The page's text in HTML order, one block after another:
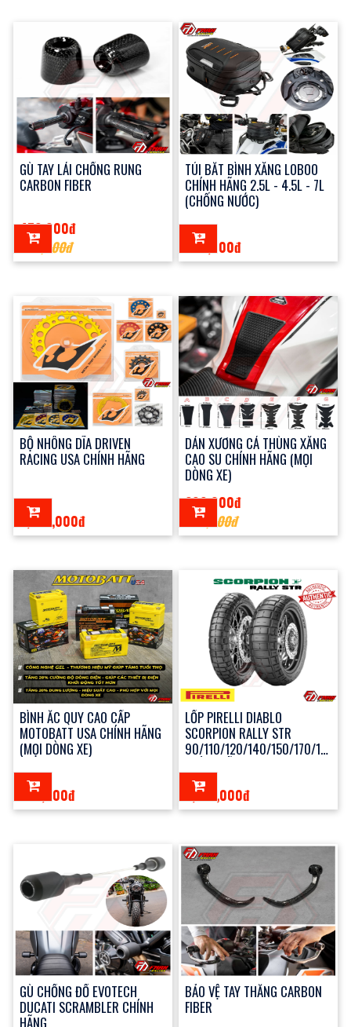
GÙ TAY LÁI CHỐNG RUNG
CARBON FIBER
470,000đ
500,000đ
TÚI BẮT BÌNH XĂNG LOBOO
CHÍNH HÃNG 2.5L - 4.5L - 7L
(CHỐNG NƯỚC)
500,000đ
BỘ NHÔNG DĨA DRIVEN
RACING USA CHÍNH HÃNG
2,250,000đ
DÁN XƯƠNG CÁ THÙNG XĂNG
CAO SU CHÍNH HÃNG (MỌI
DÒNG XE)
200,000đ
360,000đ
BÌNH ẮC QUY CAO CẤP
MOTOBATT USA CHÍNH HÃNG
(MỌI DÒNG XE)
320,000đ
LỐP PIRELLI DIABLO
SCORPION RALLY STR
90/110/120/140/150/170/180
2,100,000đ
GÙ CHỐNG ĐỔ EVOTECH
DUCATI SCRAMBLER CHÍNH
HÃNG
BẢO VỆ TAY THẮNG CARBON
FIBER